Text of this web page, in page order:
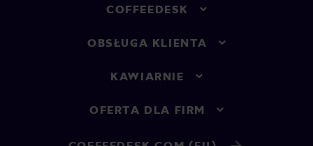
COFFEEDESK
OBSŁUGA KLIENTA
KAWIARNIE
OFERTA DLA FIRM